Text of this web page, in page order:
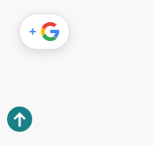
+